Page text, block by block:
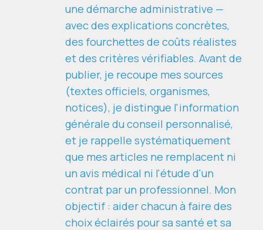
une démarche administrative —
avec des explications concrètes,
des fourchettes de coûts réalistes
et des critères vérifiables. Avant de
publier, je recoupe mes sources
(textes officiels, organismes,
notices), je distingue l'information
générale du conseil personnalisé,
et je rappelle systématiquement
que mes articles ne remplacent ni
un avis médical ni l'étude d'un
contrat par un professionnel. Mon
objectif : aider chacun à faire des
choix éclairés pour sa santé et sa